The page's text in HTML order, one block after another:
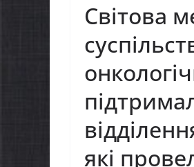
Світова
які